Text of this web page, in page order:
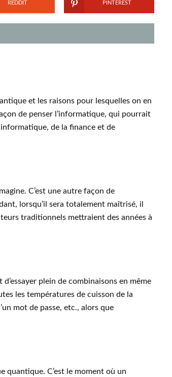
REDDIT PINTEREST
et les raisons pour lesquelles on en
de penser l’informatique, qui pourrait
de la finance et de
C’est une autre façon de
lorsqu’il sera totalement maîtrisé, il
traditionnels mettraient des années à
plein de combinaisons en même
les températures de cuisson de la
mot de passe, etc., alors que
quantique. C’est le moment où un